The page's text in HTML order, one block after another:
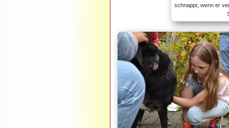
schnappt, wenn er